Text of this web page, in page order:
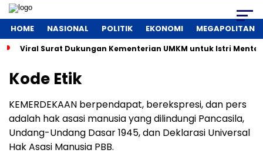
HOME NASIONAL POLITIK EKONOMI MEGAPOLITAN
Viral Surat Dukungan Kementerian UMKM untuk Istri
Kode Etik
KEMERDEKAAN berpendapat, berekspresi, dan pers
adalah hak asasi manusia yang dilindungi Pancasila,
Undang-Undang Dasar 1945, dan Deklarasi Universal
Hak Asasi Manusia PBB.